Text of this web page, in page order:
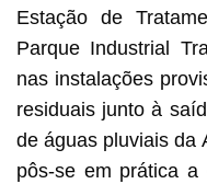
Estação de
Parque Industrial
nas instalações
residuais junto à
de águas pluviais da
pôs-se em prática a